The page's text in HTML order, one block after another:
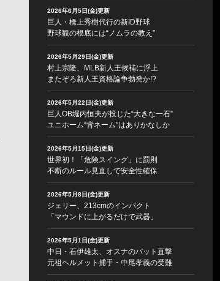
2026年6月5日(金)更新
巨人・橋上秀樹代行の新ID野球
野球観の根底には“ノムラの教え”
2026年5月29日(金)更新
村上宗隆、MLB新人王候補に浮上
またぞろ新人王資格論争勃発か!?
2026年5月22日(金)更新
巨人OB堀内恒夫が投じた“大きな一石”
ユニホーム“背ネーム”はありかなしか
2026年5月15日(金)更新
世界初！「危険スイング」に罰則
不断のルール見直しで安全性確保
2026年5月8日(金)更新
ジェリー、213cmのインパクト
「マウンドに上がるだけで武器」
2026年5月1日(金)更新
中日・石伊雄太、オスナのバット直撃
元祖ヘルメット捕手・中尾孝義の受難